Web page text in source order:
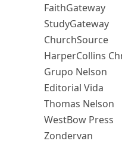
FaithGateway
StudyGateway
ChurchSource
HarperCollins
Grupo Nelson
Editorial Vida
Thomas Nelson
WestBow Press
Zondervan